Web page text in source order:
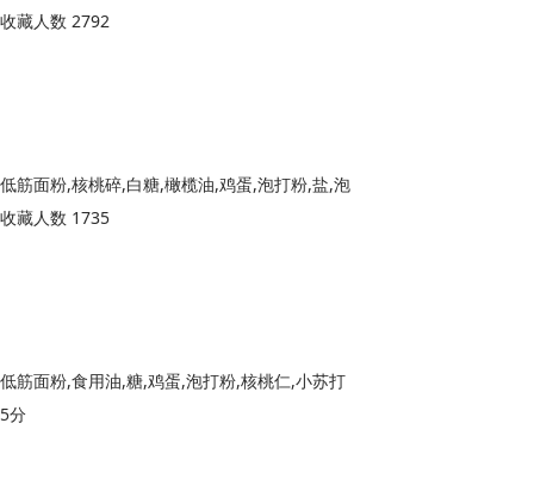
收藏人数 2792
低筋面粉,核桃碎,白糖,橄榄油,鸡蛋,泡打粉,盐,泡
收藏人数 1735
低筋面粉,食用油,糖,鸡蛋,泡打粉,核桃仁,小苏打
5分